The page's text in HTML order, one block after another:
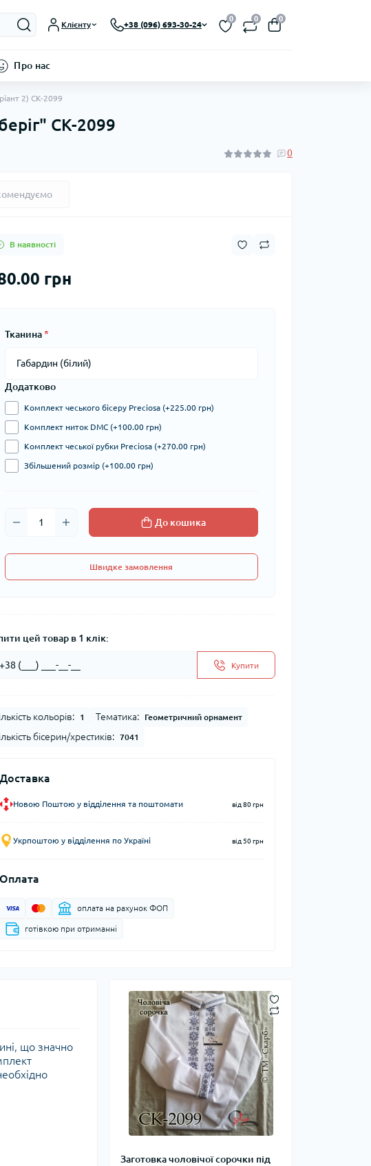
Клієнту +38 (096) 693-30-24
0 0 0
Про нас
2) СК-2099
СК-2099
0
В наявності
грн
Тканина*
Додатково
Комплект чеського бісеру Preciosa (+225.00 грн)
Комплект ниток DMC (+100.00 грн)
Комплект чеської рубки Preciosa (+270.00 грн)
Збільшений розмір (+100.00 грн)
До кошика
Швидке замовлення
цей товар в 1 клік:
Купити
кольорів: 1 Тематика: Геометричний орнамент
бісерин/хрестиків: 7041
Доставка
Новою Поштою у відділення та поштомати від 80 грн
Укрпоштою у відділення по Україні від 50 грн
Оплата
оплата на рахунок ФОП
готівкою при отриманні
Заготовка чоловічої сорочки під
що значно